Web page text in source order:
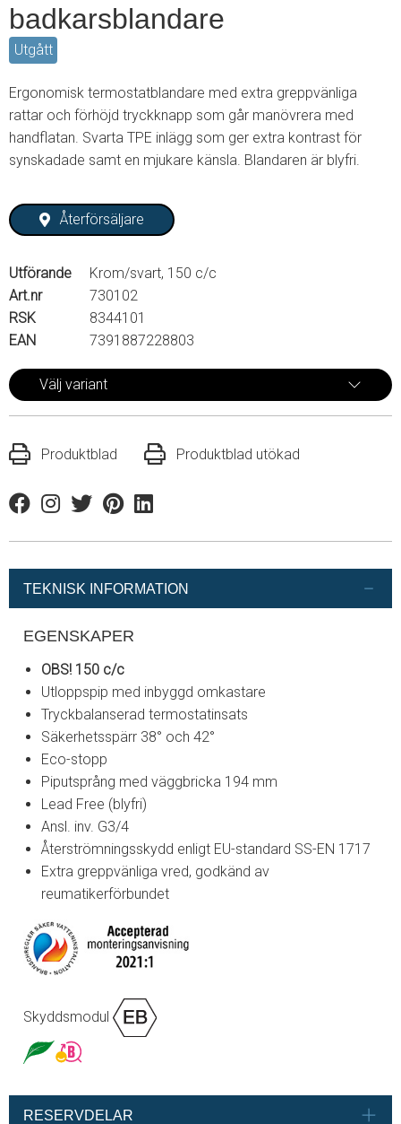
badkarsblandare
Utgått
Ergonomisk termostatblandare med extra greppvänliga
rattar och förhöjd tryckknapp som går manövrera med
handflatan. Svarta TPE inlägg som ger extra kontrast för
synskadade samt en mjukare känsla. Blandaren är blyfri.
Återförsäljare
Utförande
Krom/svart, 150 c/c
Art.nr
730102
RSK
8344101
EAN
7391887228803
Välj variant
Produktblad Produktblad utökad
FacebookInstagram
TwitterPinterestLinkedin
TEKNISK INFORMATION
EGENSKAPER
OBS! 150 c/c
Utloppspip med inbyggd omkastare
Tryckbalanserad termostatinsats
Säkerhetsspärr 38° och 42°
Eco-stopp
Piputsprång med väggbricka 194 mm
Lead Free (blyfri)
Ansl. inv. G3/4
Återströmningsskydd enligt EU-standard SS-EN 1717
Extra greppvänliga vred, godkänd av
reumatikerförbundet
Skyddsmodul
RESERVDELAR